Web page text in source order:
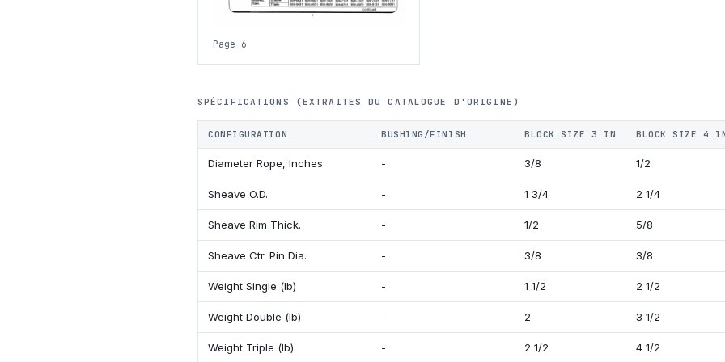
Page 6
SPÉCIFICATIONS (EXTRAITES DU CATALOGUE D'ORIGINE)
CONFIGURATION BUSHING/FINISH BLOCK SIZE 3 IN BLOCK SIZE 4
Diameter Rope, Inches - 3/8 1/2
Sheave O.D. - 1 3/4 2 1/4
Sheave Rim Thick. - 1/2 5/8
Sheave Ctr. Pin Dia. - 3/8 3/8
Weight Single (lb) - 1 1/2 2 1/2
Weight Double (lb) - 2 3 1/2
Weight Triple (lb) - 2 1/2 4 1/2